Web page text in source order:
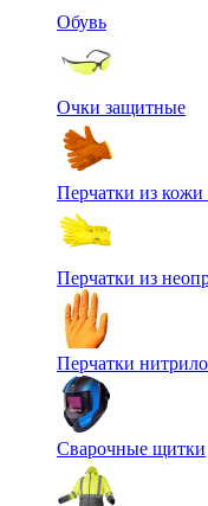
Обувь
Очки защитные
Перчатки из кожи
Перчатки из
Перчатки
Сварочные щитки